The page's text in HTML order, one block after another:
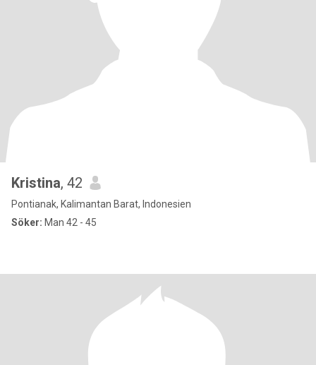
Kristina, 42
Pontianak, Kalimantan Barat, Indonesien
Söker: Man 42 - 45